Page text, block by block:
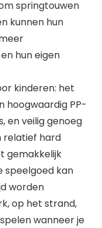
springtouwen
kunnen hun
hun eigen
kinderen: het
hoogwaardig PP-
en veilig genoeg
relatief hard
gemakkelijk
speelgoed kan
worden
op het strand,
wanneer je